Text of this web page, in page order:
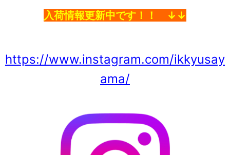
入荷情報更新中です！！ ↓↓
https://www.instagram.com/ikkyusay
ama/